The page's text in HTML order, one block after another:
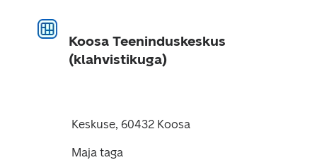
Koosa Teeninduskeskus
(klahvistikuga)
Keskuse, 60432 Koosa
Maja taga